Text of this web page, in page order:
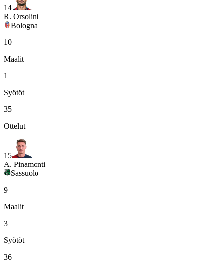
14
R. Orsolini
Bologna
10
Maalit
1
Syötöt
35
Ottelut
15
A. Pinamonti
Sassuolo
9
Maalit
3
Syötöt
36